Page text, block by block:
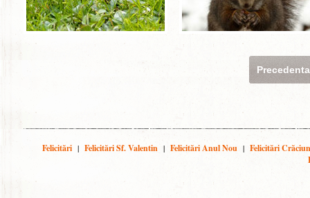
Precedenta
Felicitări | Felicitări Sf. Valentin | Felicitări Anul Nou | Felicitări